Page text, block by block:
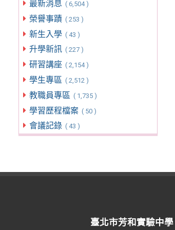
最新消息 ( 6,504 )
榮譽事蹟 ( 253 )
新生入學 ( 43 )
升學新訊 ( 227 )
研習講座 ( 2,154 )
學生專區 ( 2,512 )
教職員專區 ( 1,735 )
學習歷程檔案 ( 50 )
會議記錄 ( 43 )
臺北市芳和實驗中學